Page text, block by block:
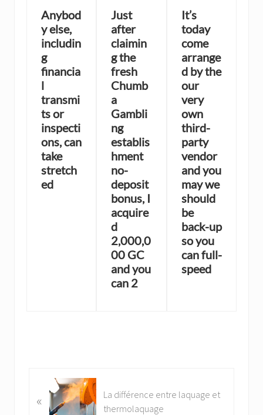
Anybod
y else,
includin
g
financia
l
transmi
ts or
inspecti
ons, can
take
stretch
ed
Just
after
claimin
g the
fresh
Chumb
a
Gambli
ng
establis
hment
no-
deposit
bonus, I
acquire
d
2,000,0
00 GC
and you
can 2
It’s
today
come
arrange
d by the
our
very
own
third-
party
vendor
and you
may we
should
be
back-up
so you
can full-
speed
r
«
La différence entre laquage et
thermolaquage